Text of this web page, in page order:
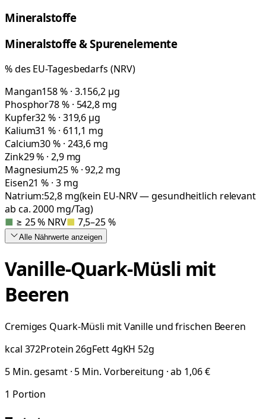
Mineralstoffe
Mineralstoffe & Spurenelemente
% des EU-Tagesbedarfs (NRV)
Mangan158 % · 3.156,2 µg
Phosphor78 % · 542,8 mg
Kupfer32 % · 319,6 µg
Kalium31 % · 611,1 mg
Calcium30 % · 243,6 mg
Zink29 % · 2,9 mg
Magnesium25 % · 92,2 mg
Eisen21 % · 3 mg
Natrium:52,8mg(kein EU-NRV — gesundheitlich relevant
ab ca. 2000 mg/Tag)
■ ≥ 25 % NRV■ 7,5–25 %
Alle Nährwerte anzeigen
Vanille-Quark-Müsli mit
Beeren
Cremiges Quark-Müsli mit Vanille und frischen Beeren
kcal 372Protein 26gFett4gKH 52g
5 Min. gesamt · 5 Min. Vorbereitung · ab 1,06 €
1 Portion